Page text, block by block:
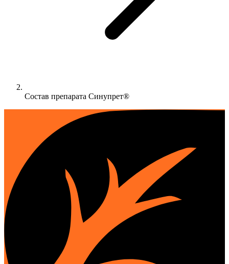
Состав препарата Синупрет®